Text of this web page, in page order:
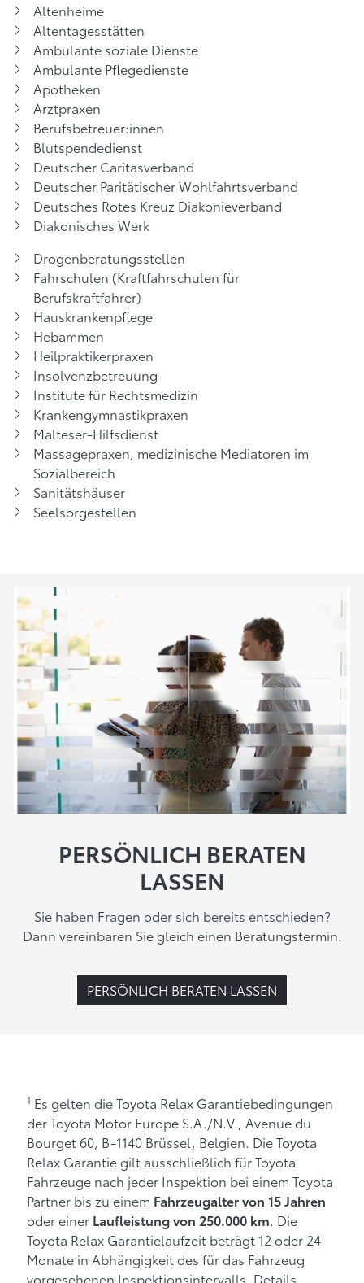
Altenheime
Altentagesstätten
Ambulante soziale Dienste
Ambulante Pflegedienste
Apotheken
Arztpraxen
Berufsbetreuer:innen
Blutspendedienst
Deutscher Caritasverband
Deutscher Paritätischer Wohlfahrtsverband
Deutsches Rotes Kreuz Diakonieverband
Diakonisches Werk
Drogenberatungsstellen
Fahrschulen (Kraftfahrschulen für
Berufskraftfahrer)
Hauskrankenpflege
Hebammen
Heilpraktikerpraxen
Insolvenzbetreuung
Institute für Rechtsmedizin
Krankengymnastikpraxen
Malteser-Hilfsdienst
Massagepraxen, medizinische Mediatoren im
Sozialbereich
Sanitätshäuser
Seelsorgestellen
PERSÖNLICH BERATEN
LASSEN
Sie haben Fragen oder sich bereits entschieden?
Dann vereinbaren Sie gleich einen Beratungstermin.
PERSÖNLICH BERATEN LASSEN
1 Es gelten die Toyota Relax Garantiebedingungen
der Toyota Motor Europe S.A./N.V., Avenue du
Bourget 60, B-1140 Brüssel, Belgien. Die Toyota
Relax Garantie gilt ausschließlich für Toyota
Fahrzeuge nach jeder Inspektion bei einem Toyota
Partner bis zu einem Fahrzeugalter von 15 Jahren
oder einer Laufleistung von 250.000 km. Die
Toyota Relax Garantielaufzeit beträgt 12 oder 24
Monate in Abhängigkeit des für das Fahrzeug
vorgesehenen Inspektionsintervalls. Details,